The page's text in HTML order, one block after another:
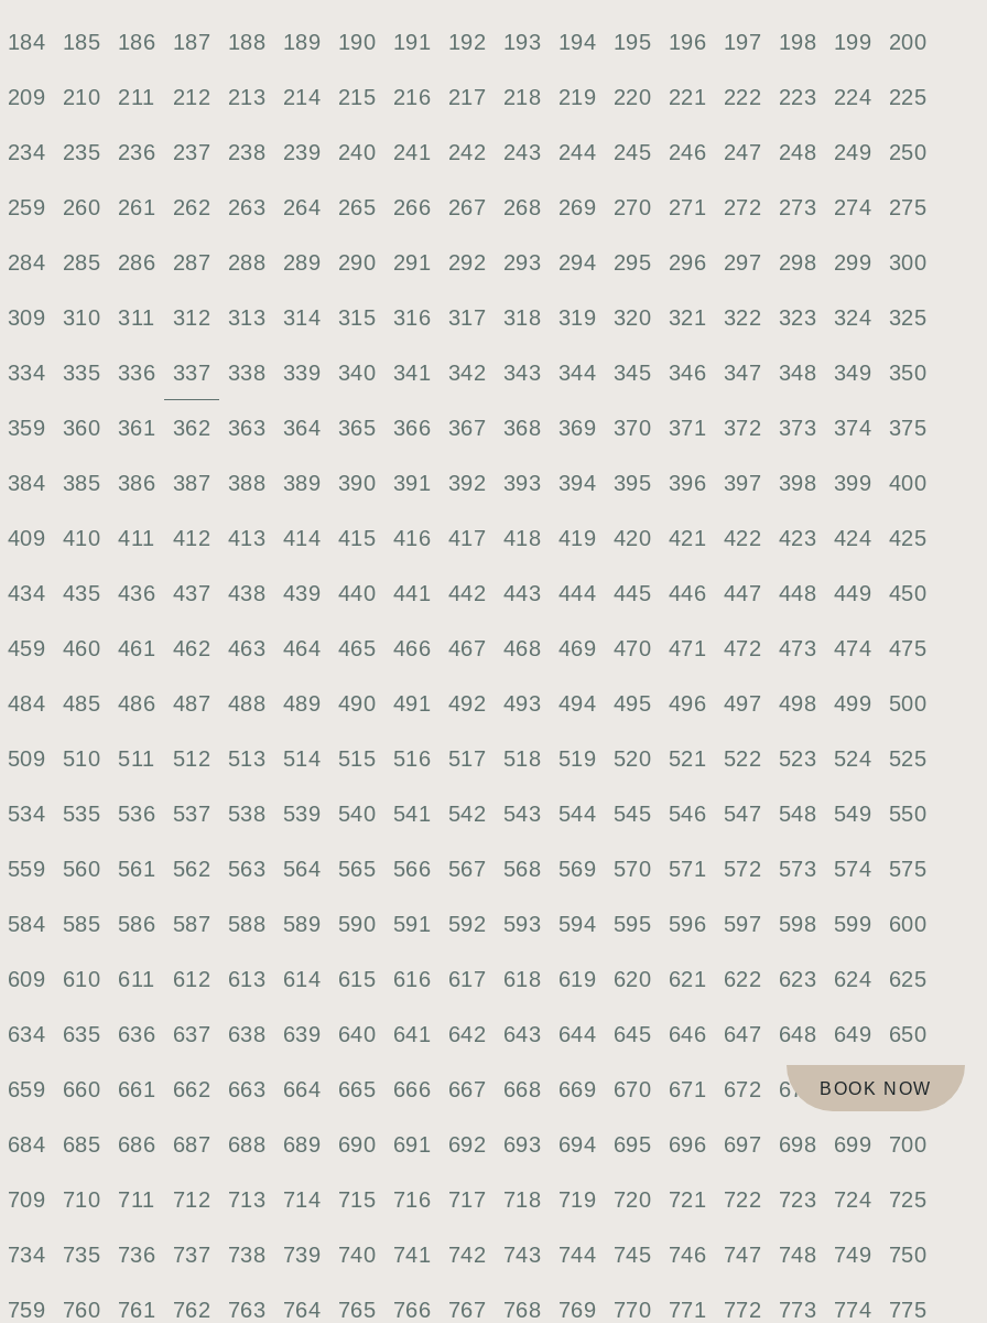
BOOK NOW
184 185 186 187 188 189 190 191 192 193 194 195 196 197 198 199 200
209 210 211 212 213 214 215 216 217 218 219 220 221 222 223 224 225
234 235 236 237 238 239 240 241 242 243 244 245 246 247 248 249 250
259 260 261 262 263 264 265 266 267 268 269 270 271 272 273 274 275
284 285 286 287 288 289 290 291 292 293 294 295 296 297 298 299 300
309 310 311 312 313 314 315 316 317 318 319 320 321 322 323 324 325
334 335 336 337 338 339 340 341 342 343 344 345 346 347 348 349 350
359 360 361 362 363 364 365 366 367 368 369 370 371 372 373 374 375
384 385 386 387 388 389 390 391 392 393 394 395 396 397 398 399 400
409 410 411 412 413 414 415 416 417 418 419 420 421 422 423 424 425
434 435 436 437 438 439 440 441 442 443 444 445 446 447 448 449 450
459 460 461 462 463 464 465 466 467 468 469 470 471 472 473 474 475
484 485 486 487 488 489 490 491 492 493 494 495 496 497 498 499 500
509 510 511 512 513 514 515 516 517 518 519 520 521 522 523 524 525
534 535 536 537 538 539 540 541 542 543 544 545 546 547 548 549 550
559 560 561 562 563 564 565 566 567 568 569 570 571 572 573 574 575
584 585 586 587 588 589 590 591 592 593 594 595 596 597 598 599 600
609 610 611 612 613 614 615 616 617 618 619 620 621 622 623 624 625
634 635 636 637 638 639 640 641 642 643 644 645 646 647 648 649 650
659 660 661 662 663 664 665 666 667 668 669 670 671 672 673 674 675
684 685 686 687 688 689 690 691 692 693 694 695 696 697 698 699 700
709 710 711 712 713 714 715 716 717 718 719 720 721 722 723 724 725
734 735 736 737 738 739 740 741 742 743 744 745 746 747 748 749 750
759 760 761 762 763 764 765 766 767 768 769 770 771 772 773 774 775